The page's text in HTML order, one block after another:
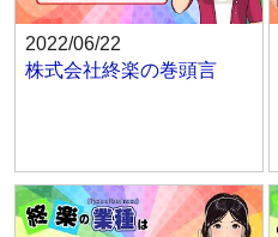
2022/06/22
株式会社終楽の巻頭言